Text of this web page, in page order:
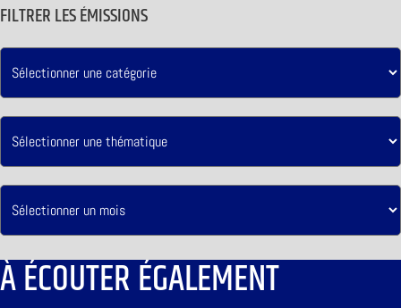
FILTRER LES ÉMISSIONS
À ÉCOUTER ÉGALEMENT